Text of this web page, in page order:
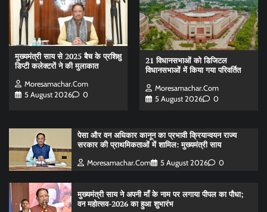
मुख्यमंत्री साय से 2025 बैच के प्रशिक्षु
डिप्टी कलेक्टरों ने की मुलाकात
Moresamachar.com
5 August 2026
0
21 विधानसभाओं को डिजिटल
विधानसभाओं में किया गया परिवर्तित
Moresamachar.com
5 August 2026
0
पेसा और वन अधिकार कानून का प्रभावी क्रियान्वयन राज्य
सरकार की प्राथमिकताओं में शामिल: मुख्यमंत्री साय
Moresamachar.com 5 August 2026 0
मुख्यमंत्री साय ने अपनी माँ के नाम पर लगाया पीपल का पौधा;
वन महोत्सव-2026 का हुआ शुभारंभ